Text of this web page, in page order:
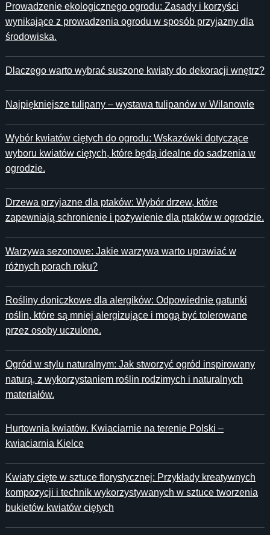
Prowadzenie ekologicznego ogrodu: Zasady i korzyści
wynikające z prowadzenia ogrodu w sposób przyjazny dla
środowiska.
Dlaczego warto wybrać suszone kwiaty do dekoracji wnętrz?
Najpiękniejsze tulipany – wystawa tulipanów w Wilanowie
Wybór kwiatów ciętych do ogrodu: Wskazówki dotyczące
wyboru kwiatów ciętych, które będą idealne do sadzenia w
ogrodzie.
Drzewa przyjazne dla ptaków: Wybór drzew, które
zapewniają schronienie i pożywienie dla ptaków w ogrodzie.
Warzywa sezonowe: Jakie warzywa warto uprawiać w
różnych porach roku?
Rośliny doniczkowe dla alergików: Odpowiednie gatunki
roślin, które są mniej alergizujące i mogą być tolerowane
przez osoby uczulone.
Ogród w stylu naturalnym: Jak stworzyć ogród inspirowany
naturą, z wykorzystaniem roślin rodzimych i naturalnych
materiałów.
Hurtownia kwiatów. Kwiaciarnie na terenie Polski –
kwiaciarnia Kielce
Kwiaty cięte w sztuce florystycznej: Przykłady kreatywnych
kompozycji i technik wykorzystywanych w sztuce tworzenia
bukietów kwiatów ciętych